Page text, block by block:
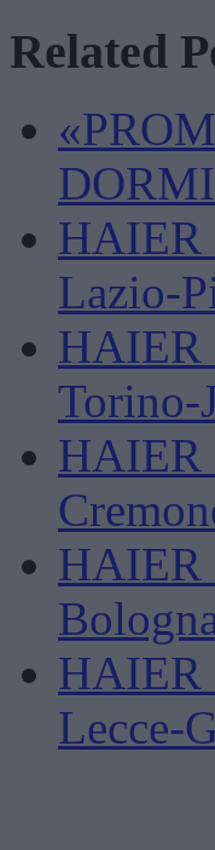
Related
HAIER
Lazio-
HAIER
Torino-
HAIER
HAIER
HAIER
Lecce-